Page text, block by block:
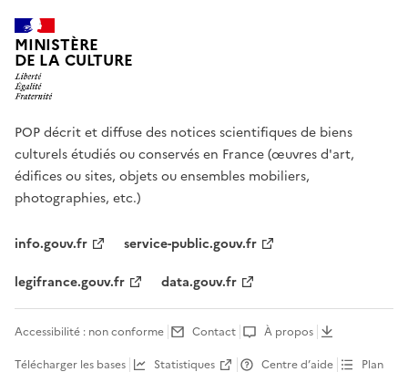
MINISTÈRE
DE LA CULTURE
POP décrit et diffuse des notices scientifiques de biens
culturels étudiés ou conservés en France (œuvres d'art,
édifices ou sites, objets ou ensembles mobiliers,
photographies, etc.)
info.gouv.fr
service-public.gouv.fr
legifrance.gouv.fr
data.gouv.fr
Accessibilité : non conforme Contact
À propos
Télécharger les bases
Statistiques Centre d’aide Plan